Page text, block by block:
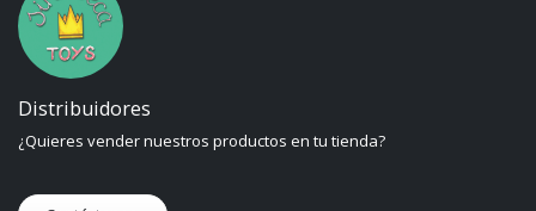
Distribuidores
¿Quieres vender nuestros productos en tu tienda?